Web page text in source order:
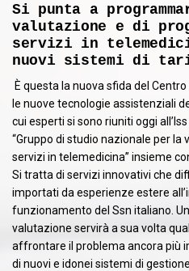
Si punta a
valutazione e di
servizi in
nuovi sistemi di
È questa la nuova sfida del
le nuove tecnologie assistenziali
cui esperti si sono riuniti oggi
“Gruppo di studio nazionale per
servizi in telemedicina” insieme
Si tratta di servizi innovativi che
importati da esperienze estere
funzionamento del Ssn italiano.
valutazione servirà a sua volta
affrontare il problema ancora più
di nuovi e idonei sistemi di